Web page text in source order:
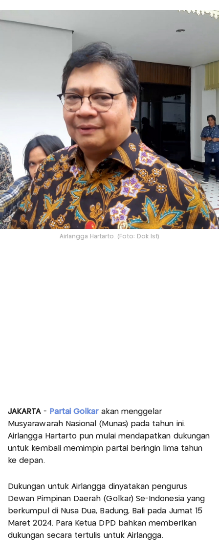
Airlangga Hartarto. (Foto: Dok Ist)
JAKARTA- Partai Golkarakan menggelar
Musyarawarah Nasional (Munas) pada tahun ini.
Airlangga Hartarto pun mulai mendapatkan dukungan
untuk kembali memimpin partai beringin lima tahun
ke depan.
Dukungan untuk Airlangga dinyatakan pengurus
Dewan Pimpinan Daerah (Golkar) Se-Indonesia yang
berkumpul di Nusa Dua, Badung, Bali pada Jumat 15
Maret 2024. Para Ketua DPD bahkan memberikan
dukungan secara tertulis untuk Airlangga.